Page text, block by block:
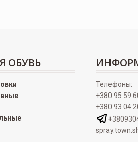
ОБУВЬ
Телефоны:
+380 95 59
+380 93 04